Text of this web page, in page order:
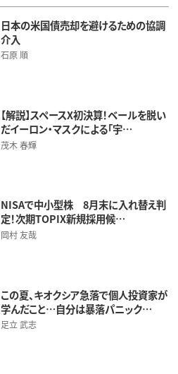
日本の米国債売却を避けるための協調
介入
石原 順
【解説】スペースX初決算！ベールを脱い
だイーロン・マスクによる「宇…
茂木 春輝
NISAで中小型株 8月末に入れ替え判
定！次期TOPIX新規採用候…
岡村 友哉
この夏、キオクシア急落で個人投資家が
学んだこと…自分は暴落パニック…
足立 武志